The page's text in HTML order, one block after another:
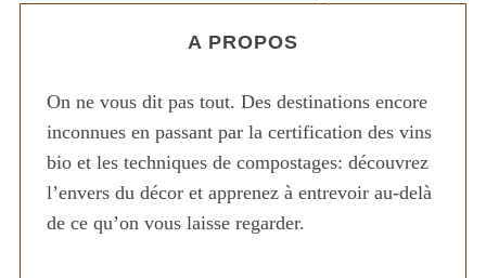
A PROPOS
On ne vous dit pas tout. Des destinations encore
inconnues en passant par la certification des vins
bio et les techniques de compostages: découvrez
l’envers du décor et apprenez à entrevoir au-delà
de ce qu’on vous laisse regarder.